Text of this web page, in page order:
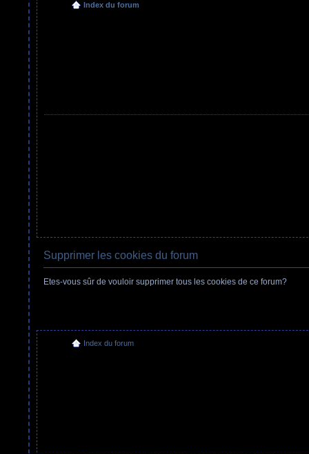
Index du forum
Supprimer les cookies du forum
Etes-vous sûr de vouloir supprimer tous les cookies de ce forum?
Index du forum